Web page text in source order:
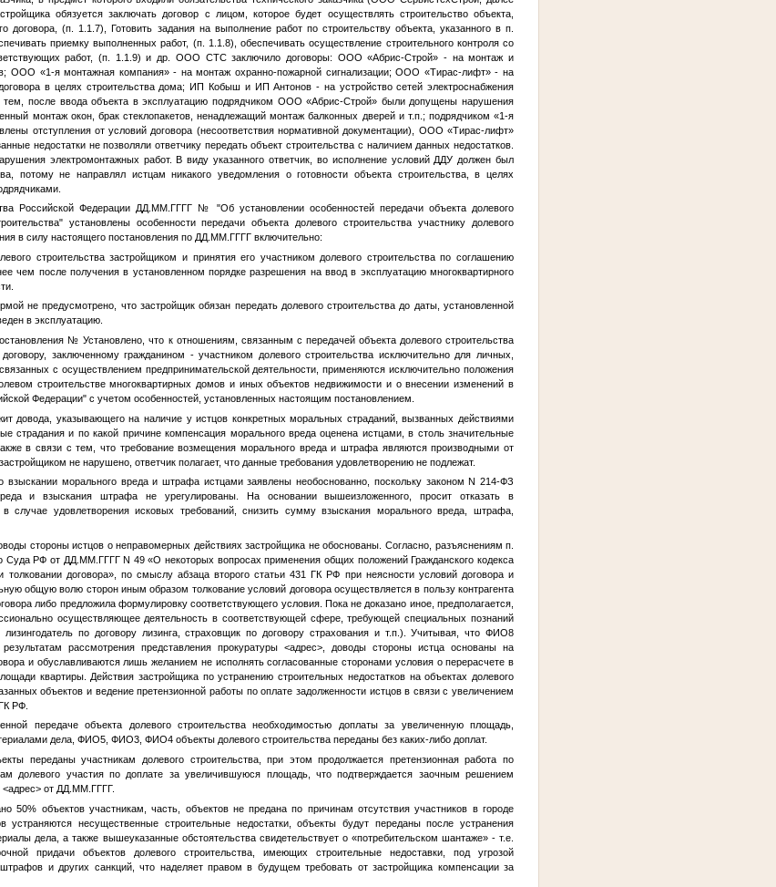
обязуется заключать договор с лицом, которое будет осуществлять строительство объекта,
договора, (п. 1.1.7), Готовить задания на выполнение работ по строительству объекта, указанного в п.
приемку выполненных работ, (п. 1.1.8), обеспечивать осуществление строительного контроля со
работ, (п. 1.1.9) и др. ООО СТС заключило договоры: ООО «Абрис-Строй» - на монтаж и
ООО «1-я монтажная компания» - на монтаж охранно-пожарной сигнализации; ООО «Тирас-лифт» - на
в целях строительства дома; ИП Кобыш и ИП Антонов - на устройство сетей электроснабжения
после ввода объекта в эксплуатацию подрядчиком ООО «Абрис-Строй» были допущены нарушения
монтаж окон, брак стеклопакетов, ненадлежащий монтаж балконных дверей и т.п.; подрядчиком «1-я
отступления от условий договора (несоответствия нормативной документации), ООО «Тирас-лифт»
недостатки не позволяли ответчику передать объект строительства с наличием данных недостатков.
электромонтажных работ. В виду указанного ответчик, во исполнение условий ДДУ должен был
потому не направлял истцам никакого уведомления о готовности объекта строительства, в целях
Российской Федерации ДД.ММ.ГГГГ №
"Об установлении особенностей передачи объекта долевого
установлены особенности передачи объекта долевого строительства участнику долевого
в силу настоящего постановления по ДД.ММ.ГГГГвключительно:
строительства застройщиком и принятия его участником долевого строительства по соглашению
чем после получения в установленном порядке разрешения на ввод в эксплуатацию многоквартирного
не предусмотрено, что застройщик обязан передать долевого строительства до даты, установленной
в эксплуатацию.
№ Установлено, что к отношениям, связанным с передачей объекта долевого строительства
заключенному гражданином - участником долевого строительства исключительно для личных,
с осуществлением предпринимательской деятельности, применяются исключительно положения
строительстве многоквартирных домов и иных объектов недвижимости и о внесении изменений в
Федерации" с учетом особенностей, установленных настоящим постановлением.
довода, указывающего на наличие у истцов конкретных моральных страданий, вызванных действиями
страдания и по какой причине компенсация морального вреда оценена истцами, в столь значительные
в связи с тем, что требование возмещения морального вреда и штрафа являются производными от
не нарушено, ответчик полагает, что данные требования удовлетворению не подлежат.
взыскании морального вреда и штрафа истцами заявлены необоснованно, поскольку законом N 214-ФЗ
и взыскания штрафа не урегулированы. На основании вышеизложенного, просит отказать в
в случае удовлетворения исковых требований, снизить сумму взыскания морального вреда, штрафа,
стороны истцов о неправомерных действиях застройщика не обоснованы. Согласно, разъяснениям п.
Суда РФ от ДД.ММ.ГГГГN 49 «О некоторых вопросах применения общих положений Гражданского кодекса
толковании договора», по смыслу абзаца второго статьи 431 ГК РФ при неясности условий договора и
общую волю сторон иным образом толкование условий договора осуществляется в пользу контрагента
либо предложила формулировку соответствующего условия. Пока не доказано иное, предполагается,
осуществляющее деятельность в соответствующей сфере, требующей специальных познаний
по договору лизинга, страховщик по договору страхования и т.п.). Учитывая, чтоФИО8
рассмотрения представления прокуратуры<адрес> , доводы стороны истца основаны на
и обуславливаются лишь желанием не исполнять согласованные сторонами условия о перерасчете в
квартиры. Действия застройщика по устранению строительных недостатков на объектах долевого
объектов и ведение претензионной работы по оплате задолженности истцов в связи с увеличением
РФ.
передаче объекта долевого строительства необходимостью доплаты за увеличенную площадь,
дела, ФИО5, ФИО3, ФИО4объекты долевого строительства переданы без каких-либо доплат.
переданы участникам долевого строительства, при этом продолжается претензионная работа по
долевого участия по доплате за увеличившуюся площадь, что подтверждается заочным решением
<адрес>от ДД.ММ.ГГГГ.
50% объектов участникам, часть, объектов не предана по причинам отсутствия участников в городе
устраняются несущественные строительные недостатки, объекты будут переданы после устранения
дела, а также вышеуказанные обстоятельства свидетельствует о «потребительском шантаже» - т.е.
придачи объектов долевого строительства, имеющих строительные недоставки, под угрозой
и других санкций, что наделяет правом в будущем требовать от застройщика компенсации за